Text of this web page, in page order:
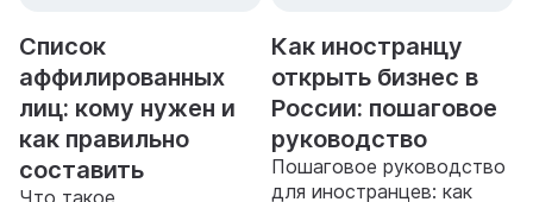
Список
аффилированных
лиц: кому нужен и
как правильно
составить
Как иностранцу
открыть бизнес в
России: пошаговое
руководство
Пошаговое руководство
для иностранцев: как